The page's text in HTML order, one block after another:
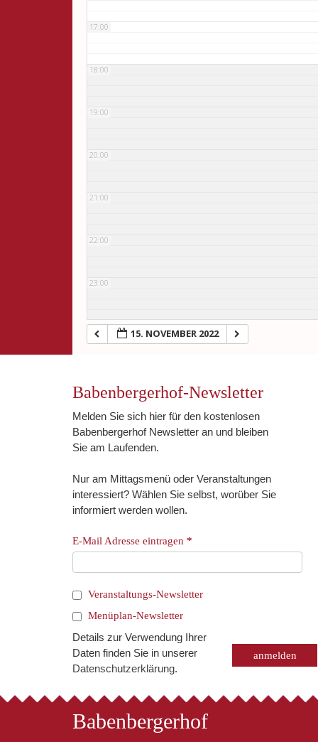
17:00
18:00
19:00
20:00
21:00
22:00
23:00
15. NOVEMBER 2022
Babenbergerhof-Newsletter
Melden Sie sich hier für den kostenlosen
Babenbergerhof Newsletter an und bleiben
Sie am Laufenden.
Nur am Mittagsmenü oder Veranstaltungen
interessiert? Wählen Sie selbst, worüber Sie
informiert werden wollen.
E-Mail Adresse eintragen *
Veranstaltungs-Newsletter
Menüplan-Newsletter
Details zur Verwendung Ihrer
Daten finden Sie in unserer
Datenschutzerklärung.
Babenbergerhof